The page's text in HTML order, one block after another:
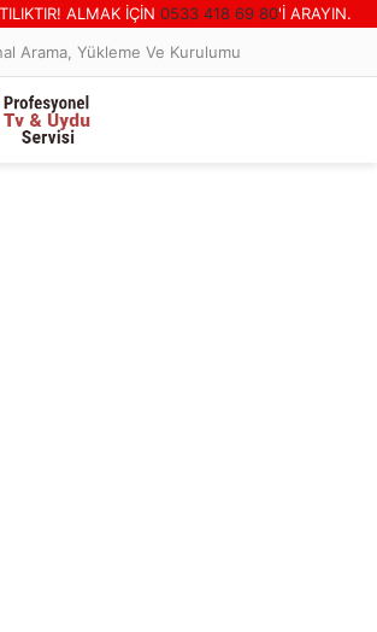
ALMAK İÇİN 0533 418 69 80'İ ARAYIN.
Arama, Yükleme Ve Kurulumu